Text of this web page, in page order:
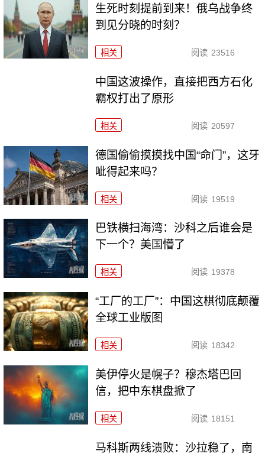
生死时刻提前到来！俄乌战争终
到见分晓的时刻？
相关 阅读 23516
中国这波操作，直接把西方石化
霸权打出了原形
相关 阅读 20597
德国偷偷摸摸找中国“命门”，这牙
呲得起来吗？
相关 阅读 19519
巴铁横扫海湾：沙科之后谁会是
下一个？美国懵了
相关 阅读 19378
“工厂的工厂”：中国这棋彻底颠覆
全球工业版图
相关 阅读 18342
美伊停火是幌子？穆杰塔巴回
信，把中东棋盘掀了
相关 阅读 18151
马科斯两线溃败：沙拉稳了，南